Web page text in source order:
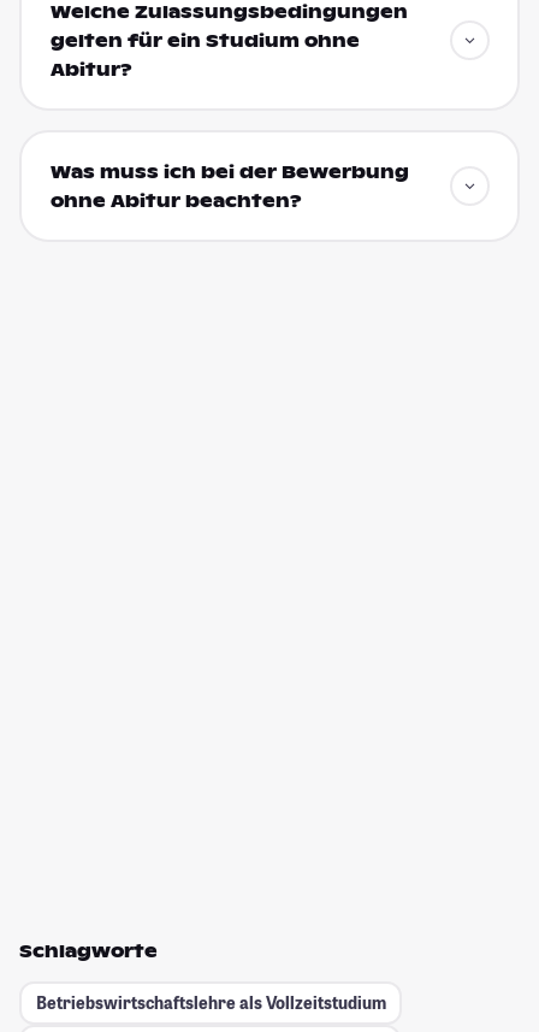
Welche Zulassungsbedingungen
gelten für ein Studium ohne
Abitur?
Was muss ich bei der Bewerbung
ohne Abitur beachten?
Schlagworte
Betriebswirtschaftslehre als Vollzeitstudium